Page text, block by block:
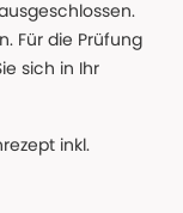
Für die Prüfung
sich in Ihr
inkl.